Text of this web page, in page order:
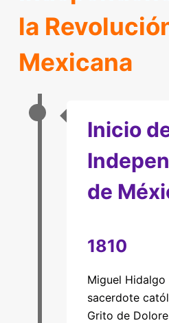
la
Mexicana
Inicio
de
1810
Miguel
sacerdote
Grito de